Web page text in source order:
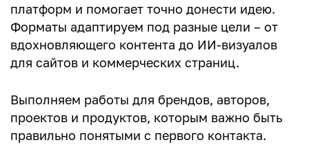
Ваш комментарий
платформ и помогает точно донести идею.
Форматы адаптируем под разные цели – от
вдохновляющего контента до ИИ-визуалов
для сайтов и коммерческих страниц.
Выполняем работы для брендов, авторов,
проектов и продуктов, которым важно быть
правильно понятыми с первого контакта.